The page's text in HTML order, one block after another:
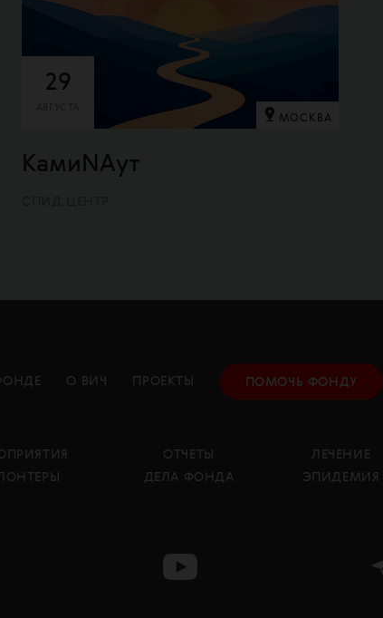
29
МОСКВА
КамиNAут
О ВИЧ ПРОЕКТЫ ПОМОЧЬ ФОНДУ
ОТЧЕТЫ
ДЕЛА ФОНДА
ЛЕЧЕНИЕ
ЭПИДЕМИЯ